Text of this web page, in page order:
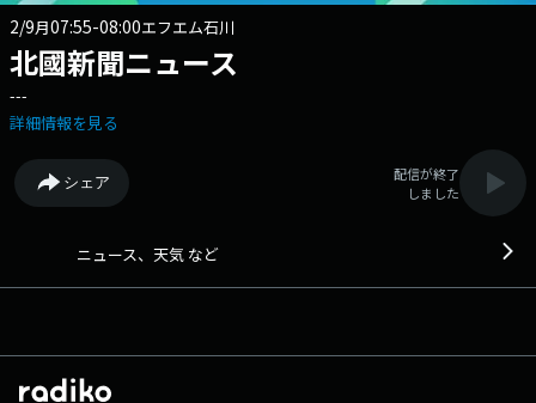
2/9月07:55-08:00エフエム石川
北國新聞ニュース
---
詳細情報を見る
シェア
配信が終了
しました
ニュース、天気 など